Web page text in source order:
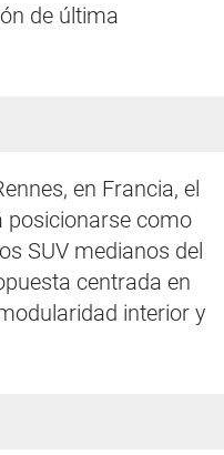
de última
en Francia, el
posicionarse como
SUV medianos del
centrada en
interior y